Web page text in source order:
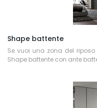
Shape battente
Se vuoi una zona del
Shape battente con ante